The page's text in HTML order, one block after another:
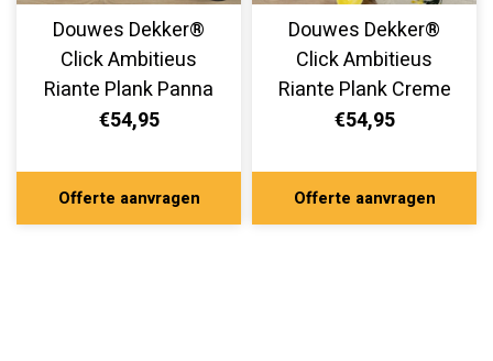
Douwes Dekker®
Click Ambitieus
Riante Plank Panna
Cotta 07815
€54,95
Offerte aanvragen
Douwes Dekker®
Click Ambitieus
Riante Plank Creme
Brulee 07813
€54,95
Offerte aanvragen